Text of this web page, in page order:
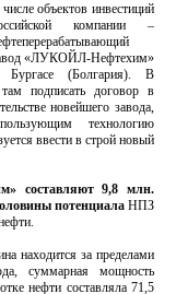
объектов инвестиций
компании –
«ЛУКОЙЛ-Нефтехим»
Бургасе (Болгария). В
подписать договор в
новейшего завода,
технологию
ввести в строй новый
составляют 9,8 млн.
потенциалаНПЗ
находится за пределами
суммарная мощность
нефти составляла 71,5